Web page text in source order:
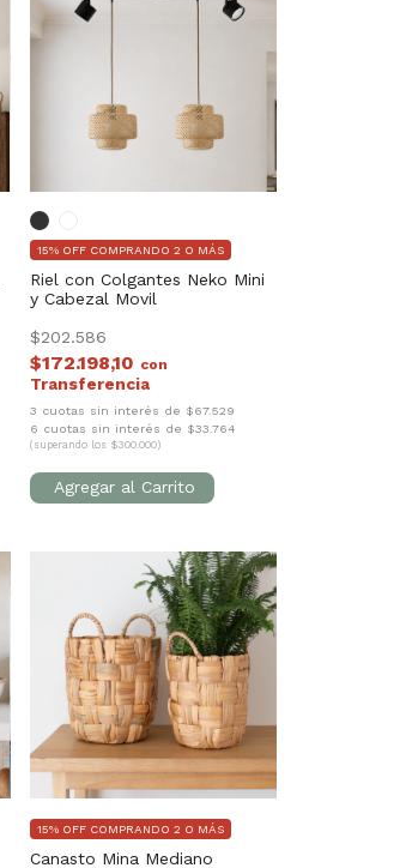
Riel con Colgantes Neko Mini
y Cabezal Movil
$202.586
15% OFF COMPRANDO 2 O MÁS
$172.198,10 con
3 cuotas sin interés de $67.529
6 cuotas sin interés de $33.764
(superando los $300.000)
Canasto Mina Mediano
15% OFF COMPRANDO 2 O MÁS